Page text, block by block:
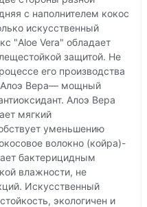
с наполнителем кокос
искусственный
"Aloe Vera" обладает
защитой. Не
его производства
Алоэ Вера— мощный
Алоэ Вера
мягкий
уменьшению
волокно (койра)-
бактерицидным
влажности, не
Искусственный
экологичен и